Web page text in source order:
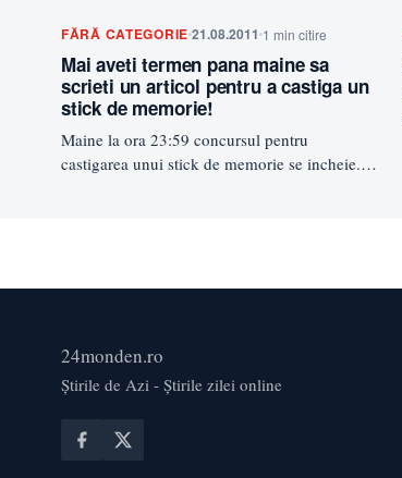
FĂRĂ CATEGORIE21.08.2011 1 min citire
Mai aveti termen pana maine sa
scrieti un articol pentru a castiga un
stick de memorie!
Maine la ora 23:59 concursul pentru
castigarea unui stick de memorie se incheie.
24monden.ro
Știrile de Azi - Știrile zilei online